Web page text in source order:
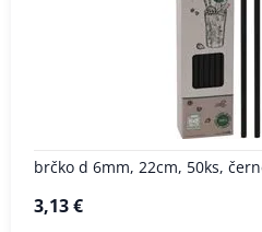
brčko d 6mm, 22cm, 50ks,
3,13 €